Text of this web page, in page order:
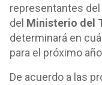
representantes del
del Ministerio del
determinará en
para el próximo
De acuerdo a las